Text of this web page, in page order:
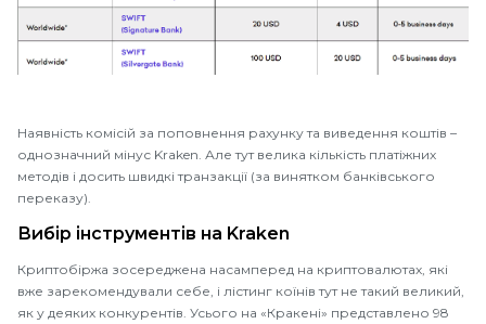
Наявність комісій за поповнення рахунку та виведення коштів –
однозначний мінус Kraken. Але тут велика кількість платіжних
методів і досить швидкі транзакції (за винятком банківського
переказу).
Вибір інструментів на Kraken
Криптобіржа зосереджена насамперед на криптовалютах, які
вже зарекомендували себе, і лістинг коїнів тут не такий великий,
як у деяких конкурентів. Усього на «Кракені» представлено 98